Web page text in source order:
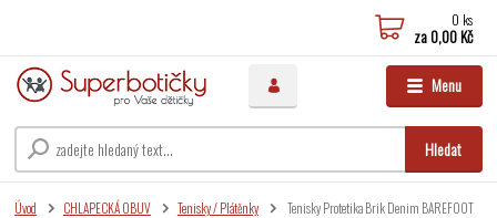
Menu
Hledat
0 ks
za0,00 Kč
Úvod CHLAPECKÁ OBUV Tenisky / Plátěnky Tenisky Protetika Brik Denim BAREFOOT